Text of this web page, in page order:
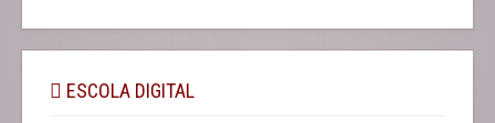
ESCOLA DIGITAL